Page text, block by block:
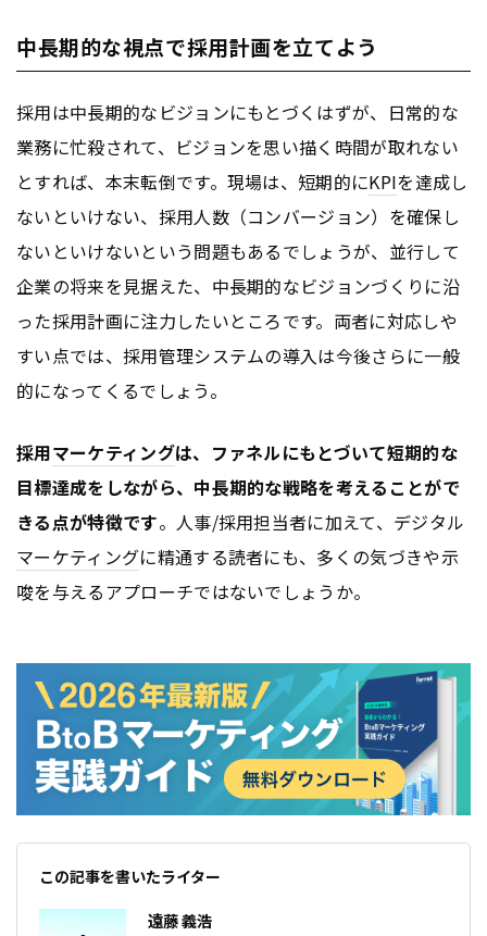
中長期的な視点で採用計画を立てよう
採用は中長期的なビジョンにもとづくはずが、日常的な
業務に忙殺されて、ビジョンを思い描く時間が取れない
とすれば、本末転倒です。現場は、短期的にKPIを達成し
ないといけない、採用人数（コンバージョン）を確保し
ないといけないという問題もあるでしょうが、並行して
企業の将来を見据えた、中長期的なビジョンづくりに沿
った採用計画に注力したいところです。両者に対応しや
すい点では、採用管理システムの導入は今後さらに一般
的になってくるでしょう。
採用マーケティングは、ファネルにもとづいて短期的な
目標達成をしながら、中長期的な戦略を考えることがで
きる点が特徴です。人事/採用担当者に加えて、デジタル
マーケティングに精通する読者にも、多くの気づきや示
唆を与えるアプローチではないでしょうか。
この記事を書いたライター
遠藤 義浩